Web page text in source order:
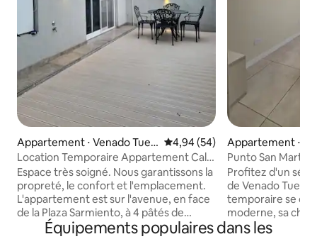
Appartement ⋅ Venado Tuer
to
Évaluation moyenne sur la
4,94 (54)
Location Temporaire Appartement Calle
Lisandro 426 "B"
Espace très soigné. Nous garantissons la
propreté, le confort et l'emplacement.
L'appartement est sur l'avenue, en face
de la Plaza Sarmiento, à 4 pâtés de
maisons de RN8 (accès facile) et à 6 du
Appartement ⋅
Punto San Martin
Profitez d'un
de Venado
temporaire se
moderne, sa
emplacement
Équipements populaires dans les